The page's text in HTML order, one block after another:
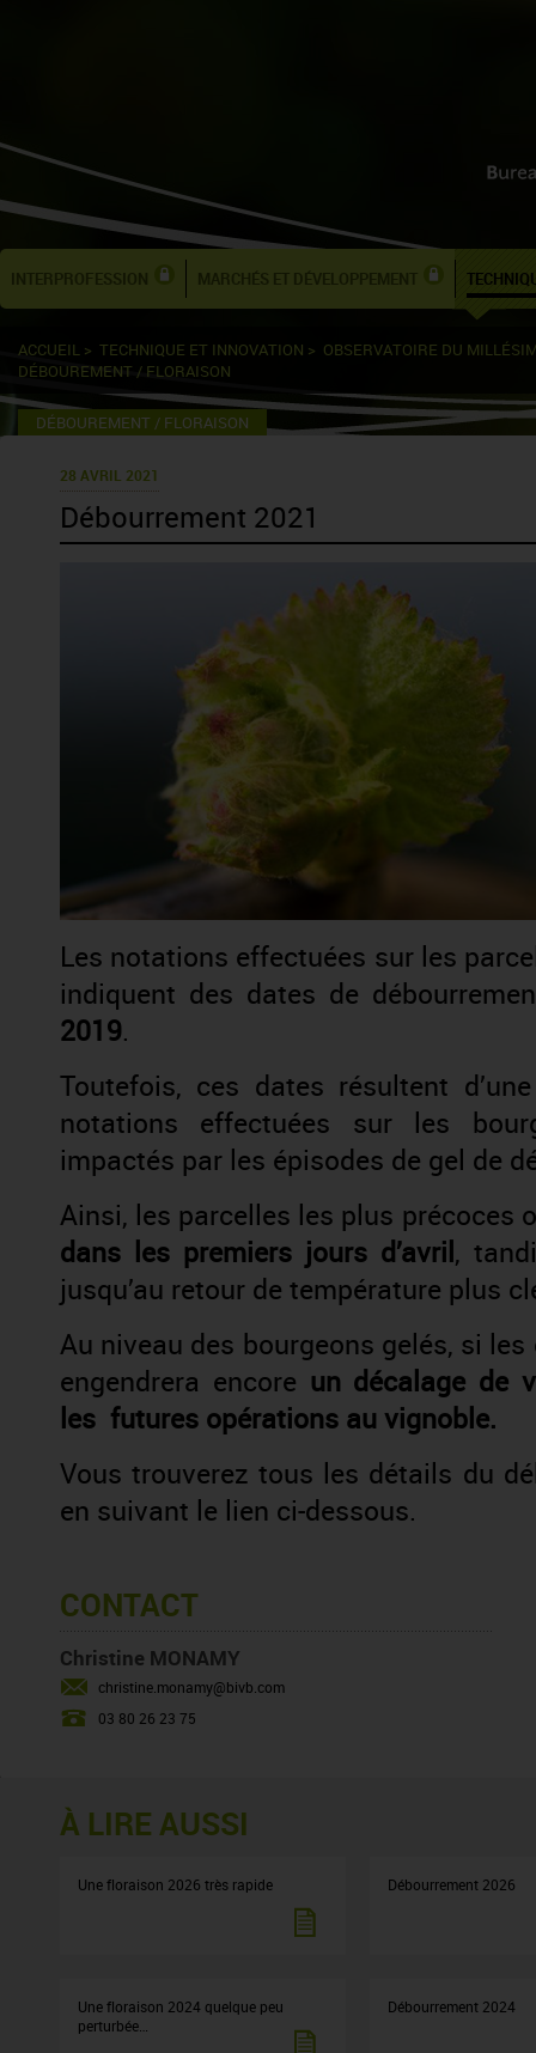
INTERPROFESSION MARCHÉS ET DÉVELOPPEMENT
ACCUEIL > TECHNIQUE ET INNOVATION > OBSERVATOIRE DU
DÉBOUREMENT / FLORAISON
DÉBOUREMENT / FLORAISON
28 AVRIL 2021
Débourrement 2021
Les notations effectuées sur les
indiquent des dates de
2019.
Toutefois, ces dates résultent
notations effectuées sur les
impactés par les épisodes de gel de
Ainsi, les parcelles les plus précoces
dans les premiers jours d’avril,
jusqu’au retour de température plus
Au niveau des bourgeons gelés, si
engendrera encore un décalage de
les futures opérations au vignoble.
Vous trouverez tous les détails du
en suivant le lien ci-dessous.
CONTACT
Christine MONAMY
christine.monamy@bivb.com
03 80 26 23 75
À LIRE AUSSI
Une floraison 2026 très rapide Débourrement 2026
Une floraison 2024 quelque peu
perturbée…
Débourrement 2024